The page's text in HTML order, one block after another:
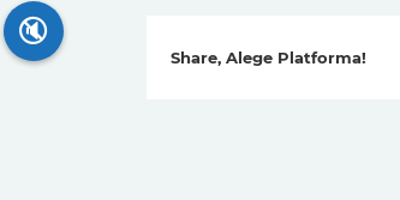
Share, Alege Platforma!
🔇